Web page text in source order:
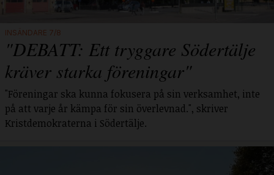
INSÄNDARE 7/8
"DEBATT: Ett tryggare Södertälje
kräver starka föreningar"
"Föreningar ska kunna fokusera på sin verksamhet, inte
på att varje år kämpa för sin överlevnad.", skriver
Kristdemokraterna i Södertälje.